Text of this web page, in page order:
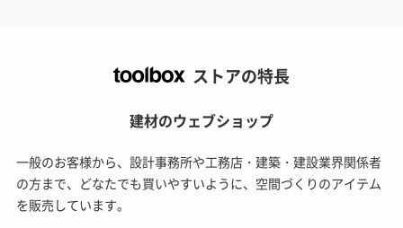
ストアの特長
建材のウェブショップ
一般のお客様から、設計事務所や工務店・建築・建設業界関係者
の方まで、どなたでも買いやすいように、空間づくりのアイテム
を販売しています。